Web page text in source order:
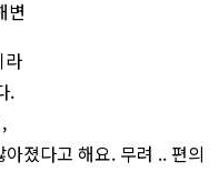
라
.
졌다고 해요. 무려 .. 편의